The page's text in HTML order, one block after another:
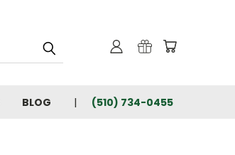
BLOG (510) 734-0455